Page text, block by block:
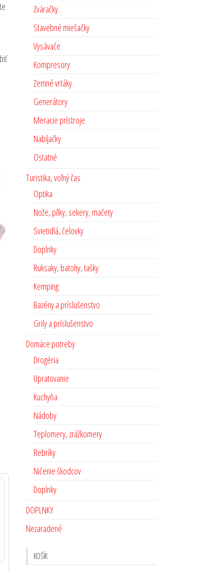
Zváračky
Stavebné miešačky
Vysávače
Kompresory
Zemné vrtáky
Generátory
Meracie prístroje
Nabíjačky
Ostatné
Turistika, voľný čas
Optika
Nože, pílky, sekery, mačety
Svietidlá, čelovky
Doplnky
Ruksaky, batohy, tašky
Kemping
Bazény a príslušenstvo
Grily a príslušenstvo
Domáce potreby
Drogéria
Upratovanie
Kuchyňa
Nádoby
Teplomery, zrážkomery
Rebríky
Ničenie škodcov
Doplnky
DOPLNKY
Nezaradené
KOŠÍK